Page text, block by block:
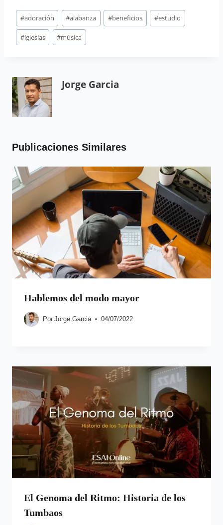
#adoración #alabanza #beneficios #estudio
#iglesias #música
Jorge Garcia
Publicaciones Similares
Hablemos del modo mayor
Por Jorge Garcia 04/07/2022
El Genoma del Ritmo: Historia de los
Tumbaos